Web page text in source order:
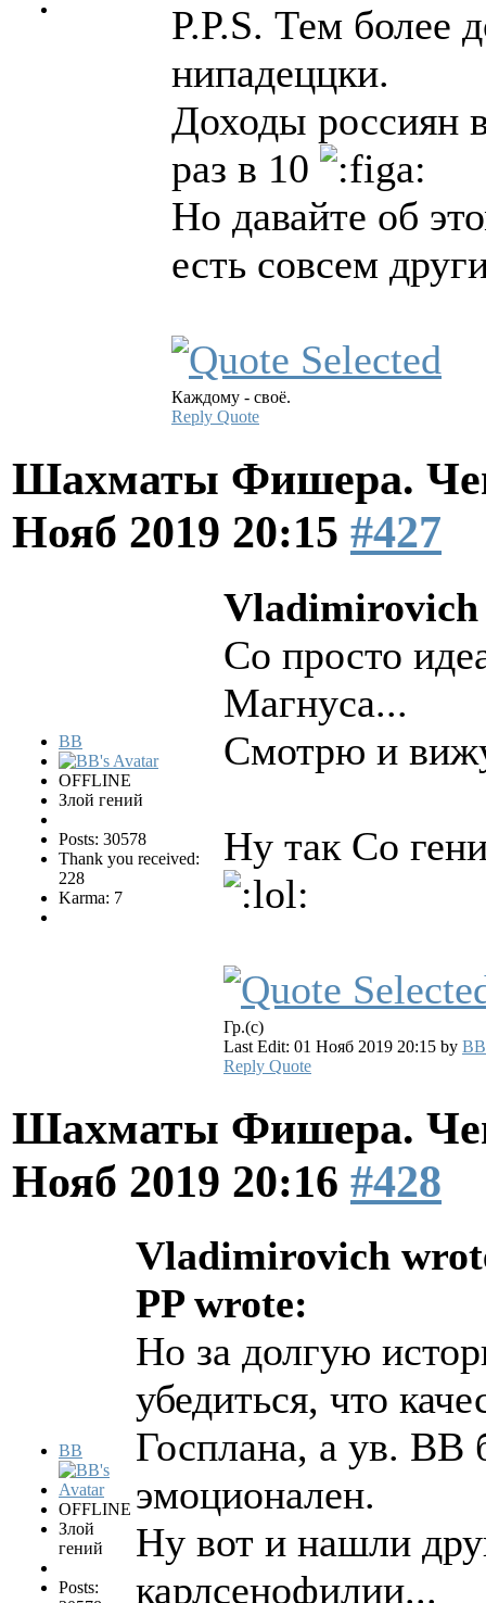
P.P.S. Тем более
нипадеццки.
Доходы россиян
раз в 10
Но давайте об
есть совсем
Каждому - своё.
Reply Quote
Шахматы Фишера.
Нояб 2019 20:15 #427
BB
OFFLINE
Злой гений
Posts: 30578
Thank you received:
228
Karma: 7
Со просто
Магнуса...
Смотрю и
Ну так Со
Гр.(с)
Last Edit: 01 Нояб 2019 20:15 by BB
Reply Quote
Шахматы Фишера.
Нояб 2019 20:16 #428
BB
OFFLINE
Злой
гений
Posts:
Vladimirovich
PP wrote:
Но за долгую
убедиться, что
Госплана, а ув. ВВ
эмоционален.
Ну вот и нашли
карлсенофилии...